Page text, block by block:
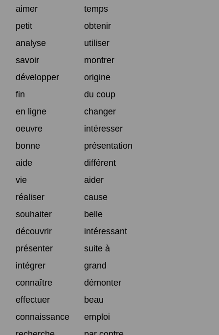
aimer
temps
petit
obtenir
analyse
utiliser
savoir
montrer
développer
origine
fin
du coup
en ligne
changer
oeuvre
intéresser
bonne
présentation
aide
différent
vie
aider
réaliser
cause
souhaiter
belle
découvrir
intéressant
présenter
suite à
intégrer
grand
connaître
démonter
effectuer
beau
connaissance
emploi